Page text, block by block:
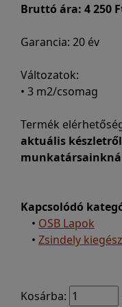
Bruttó ára: 4 250
Garancia: 20 év
Változatok:
• 3 m2/csomag
Termék
aktuális
Kapcsolódó
• OSB Lapok
• Zsindely
Kosárba: